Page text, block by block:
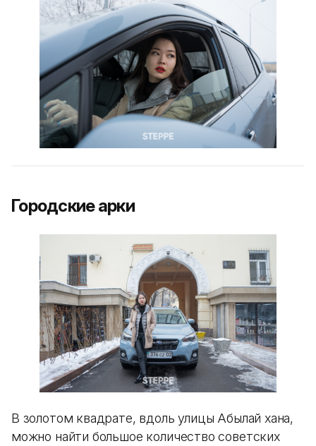
Городские арки
В золотом квадрате, вдоль улицы Абылай хана,
можно найти большое количество советских